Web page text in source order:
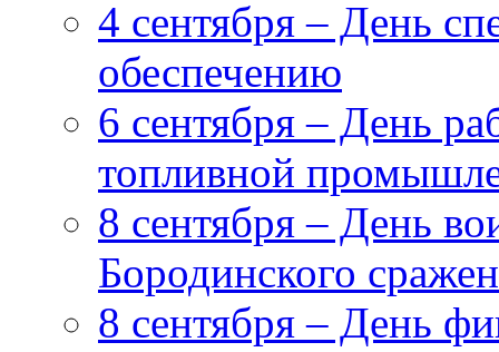
4 сентября – День
обеспечению
6 сентября – День
топливной
8 сентября – День
Бородинского
8 сентября – День